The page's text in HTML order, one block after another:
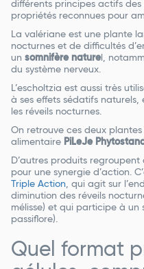
différents principes actifs
propriétés reconnues pour
La valériane est une plante
nocturnes et de difficultés
un somnifère naturel,
du système nerveux.
L’escholtzia est aussi très
à ses effets sédatifs
les réveils nocturnes.
On retrouve ces deux
alimentaire PiLeJe
D’autres produits
pour une synergie d’action.
Triple Action, qui agit sur
diminution des réveils
mélisse) et qui participe à
passiflore).
Quel format